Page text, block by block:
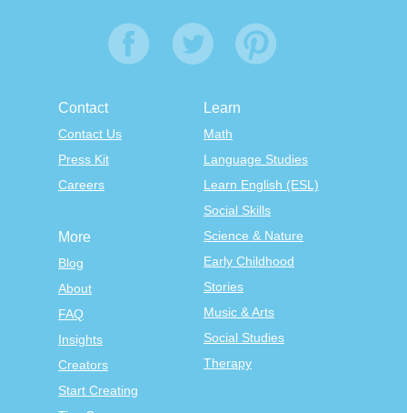
Contact
Contact Us
Press Kit
Careers
Learn
Math
Language Studies
Learn English (ESL)
Social Skills
Science & Nature
Early Childhood
Stories
Music & Arts
Social Studies
Therapy
More
Blog
About
FAQ
Insights
Creators
Start Creating